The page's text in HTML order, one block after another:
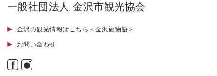
一般社団法人 金沢市観光協会
金沢の観光情報はこちら＜金沢旅物語＞
お問い合わせ